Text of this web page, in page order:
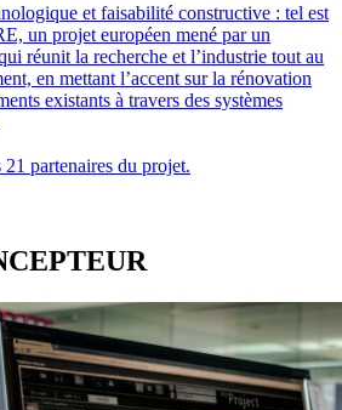
et faisabilité constructive : tel est
un projet européen mené par un
réunit la recherche et l’industrie tout au
en mettant l’accent sur la rénovation
existants à travers des systèmes
partenaires du projet.